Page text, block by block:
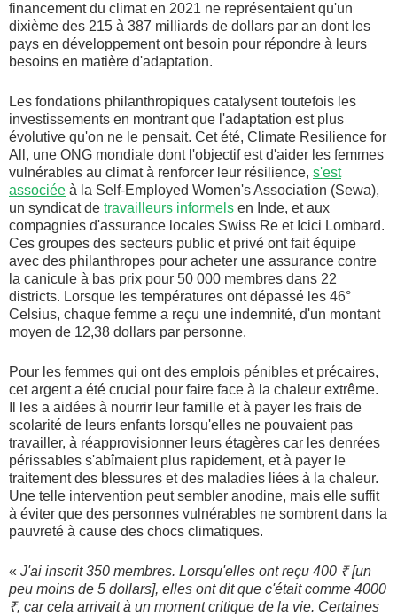
financement du climat en 2021 ne représentaient qu'un
dixième des 215 à 387 milliards de dollars par an dont les
pays en développement ont besoin pour répondre à leurs
besoins en matière d'adaptation.
Les fondations philanthropiques catalysent toutefois les
investissements en montrant que l'adaptation est plus
évolutive qu'on ne le pensait. Cet été, Climate Resilience for
All, une ONG mondiale dont l'objectif est d'aider les femmes
vulnérables au climat à renforcer leur résilience, s'est
associée à la Self-Employed Women's Association (Sewa),
un syndicat de travailleurs informels en Inde, et aux
compagnies d'assurance locales Swiss Re et Icici Lombard.
Ces groupes des secteurs public et privé ont fait équipe
avec des philanthropes pour acheter une assurance contre
la canicule à bas prix pour 50 000 membres dans 22
districts. Lorsque les températures ont dépassé les 46°
Celsius, chaque femme a reçu une indemnité, d'un montant
moyen de 12,38 dollars par personne.
Pour les femmes qui ont des emplois pénibles et précaires,
cet argent a été crucial pour faire face à la chaleur extrême.
Il les a aidées à nourrir leur famille et à payer les frais de
scolarité de leurs enfants lorsqu'elles ne pouvaient pas
travailler, à réapprovisionner leurs étagères car les denrées
périssables s'abîmaient plus rapidement, et à payer le
traitement des blessures et des maladies liées à la chaleur.
Une telle intervention peut sembler anodine, mais elle suffit
à éviter que des personnes vulnérables ne sombrent dans la
pauvreté à cause des chocs climatiques.
« J'ai inscrit 350 membres. Lorsqu'elles ont reçu 400 ₹ [un
peu moins de 5 dollars], elles ont dit que c'était comme 4000
₹, car cela arrivait à un moment critique de la vie. Certaines